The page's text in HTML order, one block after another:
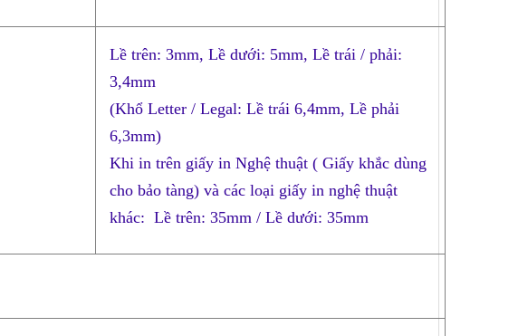
Lề trên: 3mm, Lề dưới: 5mm, Lề trái / phải:
3,4mm
(Khổ Letter / Legal: Lề trái 6,4mm, Lề phải
6,3mm)
Khi in trên giấy in Nghệ thuật ( Giấy khắc dùng
cho bảo tàng) và các loại giấy in nghệ thuật
khác: Lề trên: 35mm / Lề dưới: 35mm